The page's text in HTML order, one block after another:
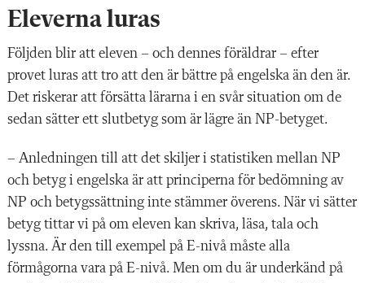
Eleverna luras
Följden blir att eleven – och dennes föräldrar – efter
provet luras att tro att den är bättre på engelska än den är.
Det riskerar att försätta lärarna i en svår situation om de
sedan sätter ett slutbetyg som är lägre än NP-betyget.
– Anledningen till att det skiljer i statistiken mellan NP
och betyg i engelska är att principerna för bedömning av
NP och betygssättning inte stämmer överens. När vi sätter
betyg tittar vi på om eleven kan skriva, läsa, tala och
lyssna. Är den till exempel på E-nivå måste alla
förmågorna vara på E-nivå. Men om du är underkänd på